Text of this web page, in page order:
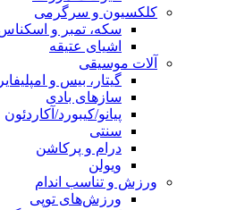
کلکسیون و سرگرمی
سکه، تمبر و
اشیای عتیقه
آلات موسیقی
گیتار، بیس و امپلیفایر
سازهای بادی
پیانو/کیبورد/آکاردئون
سنتی
درام و پرکاشن
ویولن
ورزش و تناسب اندام
ورزش‌های توپی